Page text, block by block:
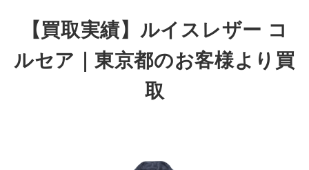
【買取実績】ルイスレザー コ
ルセア｜東京都のお客様より買
取